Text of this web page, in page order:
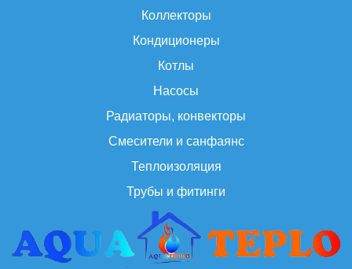
Коллекторы
Кондиционеры
Котлы
Насосы
Радиаторы, конвекторы
Смесители и санфаянс
Теплоизоляция
Трубы и фитинги